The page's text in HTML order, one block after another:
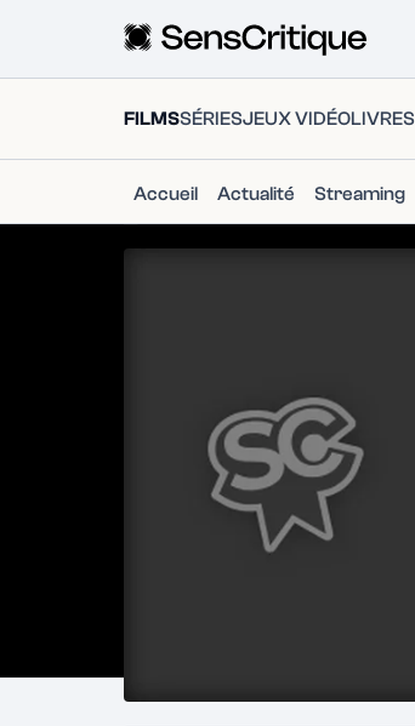
FILMSSÉRIESJEUX VIDÉOLIVRES
Accueil Actualité Streaming